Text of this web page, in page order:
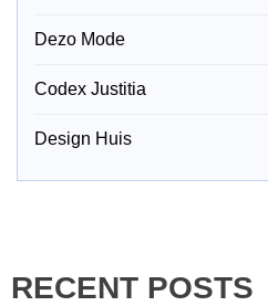
Dezo Mode
Codex Justitia
Design Huis
RECENT POSTS